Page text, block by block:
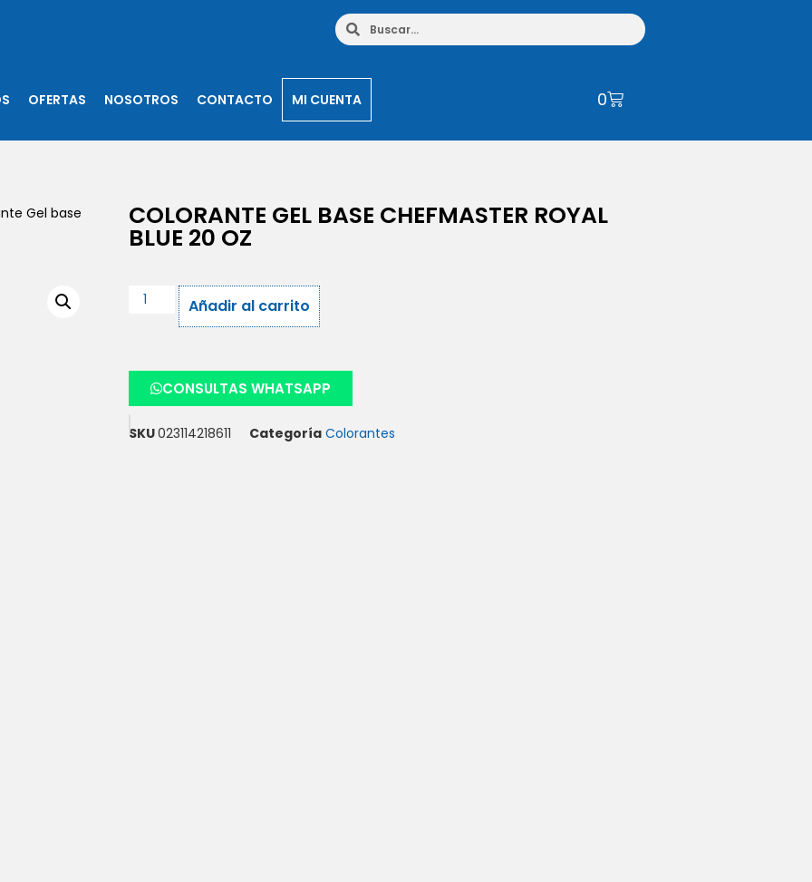
OFERTAS NOSOTROS CONTACTO MI CUENTA 0
Gel base COLORANTE GEL BASE CHEFMASTER ROYAL
BLUE 20 OZ
Añadir al carrito
CONSULTAS WHATSAPP
SKU023114218611 Categoría Colorantes